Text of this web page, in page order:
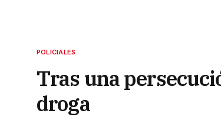
POLICIALES
Tras una
droga